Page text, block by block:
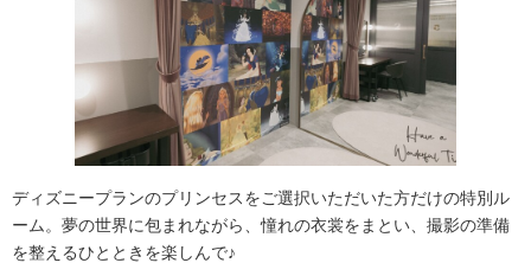
ディズニープランのプリンセスをご選択いただいた方だけの特別ル
ーム。夢の世界に包まれながら、憧れの衣裳をまとい、撮影の準備
を整えるひとときを楽しんで♪